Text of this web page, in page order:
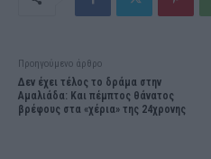
Προηγούμενο άρθρο
Δεν έχει τέλος το δράμα στην
Αμαλιάδα: Και πέμπτος θάνατος
βρέφους στα «χέρια» της 24χρονης